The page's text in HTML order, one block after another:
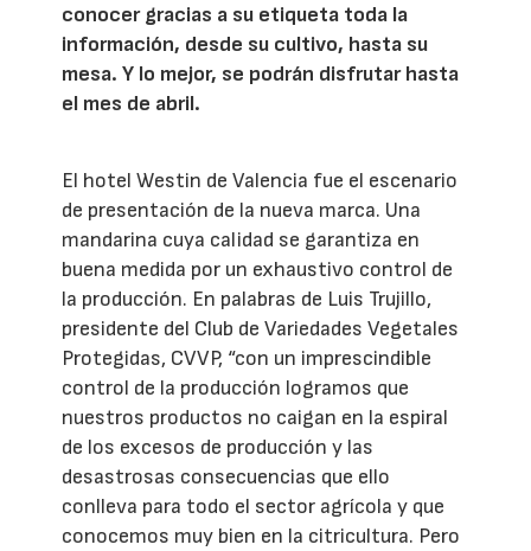
conocer gracias a su etiqueta toda la
información, desde su cultivo, hasta su
mesa. Y lo mejor, se podrán disfrutar hasta
el mes de abril.
El hotel Westin de Valencia fue el escenario
de presentación de la nueva marca. Una
mandarina cuya calidad se garantiza en
buena medida por un exhaustivo control de
la producción. En palabras de Luis Trujillo,
presidente del Club de Variedades Vegetales
Protegidas, CVVP, “con un imprescindible
control de la producción logramos que
nuestros productos no caigan en la espiral
de los excesos de producción y las
desastrosas consecuencias que ello
conlleva para todo el sector agrícola y que
conocemos muy bien en la citricultura. Pero